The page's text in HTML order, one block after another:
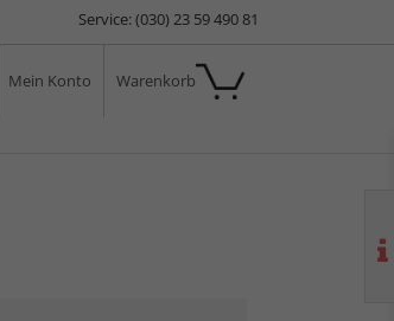
Service: (030) 23 59 490 81
Mein Konto Warenkorb